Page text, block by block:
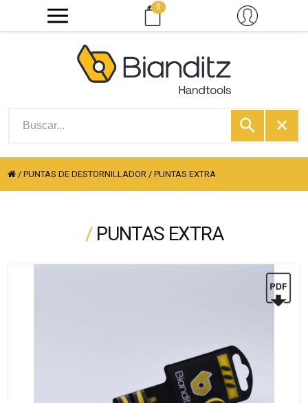
0
/PUNTAS DE DESTORNILLADOR /PUNTAS EXTRA
/ PUNTAS EXTRA